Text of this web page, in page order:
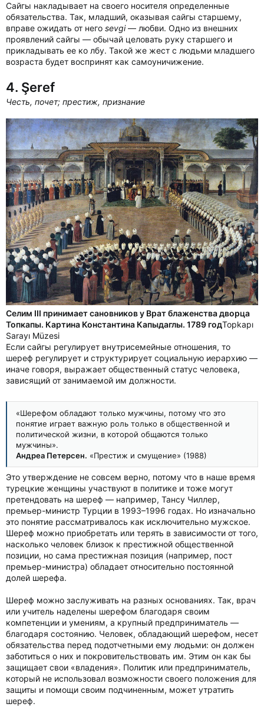
Сайгы накладывает на своего носителя определенные
обязательства. Так, младший, оказывая сайгы старшему,
вправе ожидать от него sevgi— любви. Одно из внешних
проявлений сайгы — обычай целовать руку старшего и
прикладывать ее ко лбу. Такой же жест с людьми младшего
возраста будет воспринят как самоуничижение.
4. Şeref
Честь, почет; престиж, признание
Селим III принимает сановников у Врат блаженства дворца
Топкапы. Картина Константина Капыдаглы. 1789 годTopkapı
Sarayı Müzesi
Если сайгы регулирует внутрисемейные отношения, то
шереф регулирует и структурирует социальную иерархию —
иначе говоря, выражает общественный статус человека,
зависящий от занимаемой им должности.
«Шерефом обладают только мужчины, потому что это
понятие играет важную роль только в общественной и
политической жизни, в которой общаются только
мужчины».
Андреа Петерсен. «Престиж и смущение» (1988)
Это утверждение не совсем верно, потому что в наше время
турецкие женщины участвуют в политике и тоже могут
претендовать на шереф — например, Тансу Чиллер,
премьер-министр Турции в 1993–1996 годах. Но изначально
это понятие рассматривалось как исключительно мужское.
Шереф можно приобретать или терять в зависимости от того,
насколько человек близок к престижной общественной
позиции, но сама престижная позиция (например, пост
премьер-министра) обладает относительно постоянной
долей шерефа.
Шереф можно заслуживать на разных основаниях. Так, врач
или учитель наделены шерефом благодаря своим
компетенции и умениям, а крупный предприниматель —
благодаря состоянию. Человек, обладающий шерефом, несет
обязательства перед подотчетными ему людьми: он должен
заботиться о них и покровительствовать им. Этим он как бы
защищает свои «владения». Политик или предприниматель,
который не использовал возможности своего положения для
защиты и помощи своим подчиненным, может утратить
шереф.